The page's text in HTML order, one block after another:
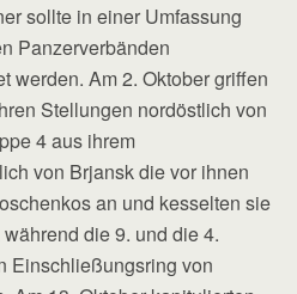
sollte in einer Umfassung
Panzerverbänden
werden. Am 2. Oktober griffen
Stellungen nordöstlich von
4 aus ihrem
von Brjansk die vor ihnen
an und kesselten sie
die 9. und die 4.
Einschließungsring von